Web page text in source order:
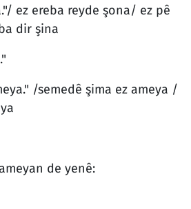
ez ereba reyde şona/ ez pê
dir şina
/semedê şima ez ameya /
de yenê: